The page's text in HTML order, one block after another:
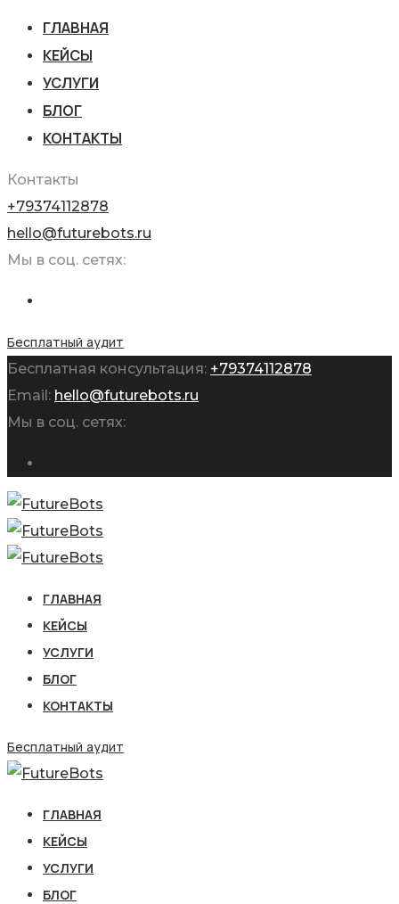
ГЛАВНАЯ
КЕЙСЫ
УСЛУГИ
БЛОГ
КОНТАКТЫ
Контакты
+79374112878
hello@futurebots.ru
Мы в соц. сетях:
Бесплатный аудит
Бесплатная консультация: +79374112878
Email: hello@futurebots.ru
Мы в соц. сетях:
ГЛАВНАЯ
КЕЙСЫ
УСЛУГИ
БЛОГ
КОНТАКТЫ
Бесплатный аудит
ГЛАВНАЯ
КЕЙСЫ
УСЛУГИ
БЛОГ